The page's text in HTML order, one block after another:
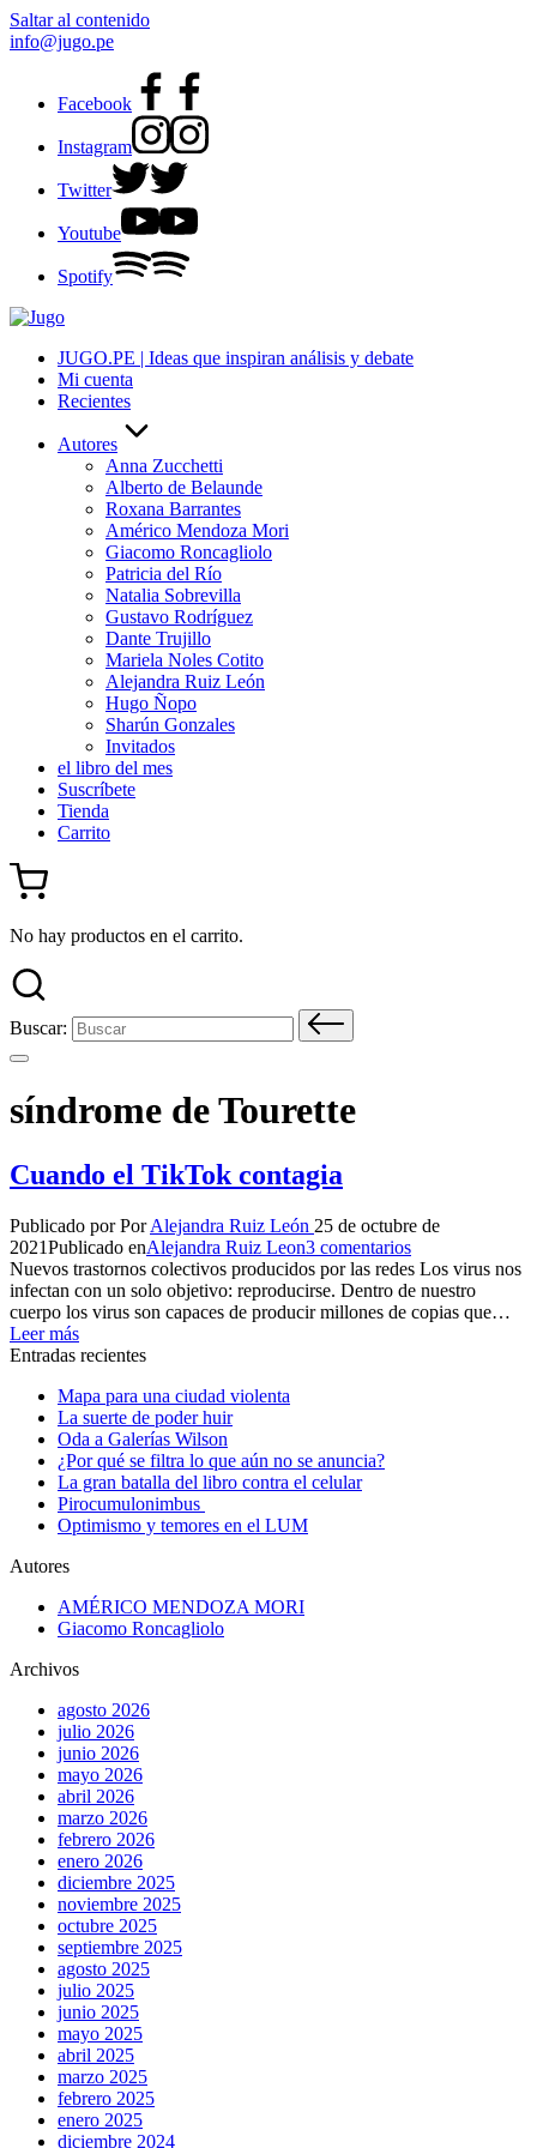
Saltar al contenido
info@jugo.pe
Facebook
Instagram
Twitter
Youtube
Spotify
JUGO.PE | Ideas que inspiran análisis y debate
Mi cuenta
Recientes
Autores
Anna Zucchetti
Alberto de Belaunde
Roxana Barrantes
Américo Mendoza Mori
Giacomo Roncagliolo
Patricia del Río
Natalia Sobrevilla
Gustavo Rodríguez
Dante Trujillo
Mariela Noles Cotito
Alejandra Ruiz León
Hugo Ñopo
Sharún Gonzales
Invitados
el libro del mes
Suscríbete
Tienda
Carrito
No hay productos en el carrito.
Buscar:
síndrome de Tourette
Cuando el TikTok contagia
Publicado por PorAlejandra Ruiz León 25 de octubre de
2021Publicado enAlejandra Ruiz Leon3 comentarios
Nuevos trastornos colectivos producidos por las redes Los virus nos
infectan con un solo objetivo: reproducirse. Dentro de nuestro
cuerpo los virus son capaces de producir millones de copias que…
Leer más
Entradas recientes
Mapa para una ciudad violenta
La suerte de poder huir
Oda a Galerías Wilson
¿Por qué se filtra lo que aún no se anuncia?
La gran batalla del libro contra el celular
Pirocumulonimbus
Optimismo y temores en el LUM
Autores
AMÉRICO MENDOZA MORI
Giacomo Roncagliolo
Archivos
agosto 2026
julio 2026
junio 2026
mayo 2026
abril 2026
marzo 2026
febrero 2026
enero 2026
diciembre 2025
noviembre 2025
octubre 2025
septiembre 2025
agosto 2025
julio 2025
junio 2025
mayo 2025
abril 2025
marzo 2025
febrero 2025
enero 2025
diciembre 2024